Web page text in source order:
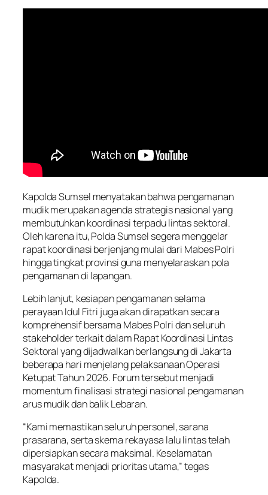
Kapolda Sumsel menyatakan bahwa pengamanan
mudik merupakan agenda strategis nasional yang
membutuhkan koordinasi terpadu lintas sektoral.
Oleh karena itu, Polda Sumsel segera menggelar
rapat koordinasi berjenjang mulai dari Mabes Polri
hingga tingkat provinsi guna menyelaraskan pola
pengamanan di lapangan.
Lebih lanjut, kesiapan pengamanan selama
perayaan Idul Fitri juga akan dirapatkan secara
komprehensif bersama Mabes Polri dan seluruh
stakeholder terkait dalam Rapat Koordinasi Lintas
Sektoral yang dijadwalkan berlangsung di Jakarta
beberapa hari menjelang pelaksanaan Operasi
Ketupat Tahun 2026. Forum tersebut menjadi
momentum finalisasi strategi nasional pengamanan
arus mudik dan balik Lebaran.
“Kami memastikan seluruh personel, sarana
prasarana, serta skema rekayasa lalu lintas telah
dipersiapkan secara maksimal. Keselamatan
masyarakat menjadi prioritas utama,” tegas
Kapolda.